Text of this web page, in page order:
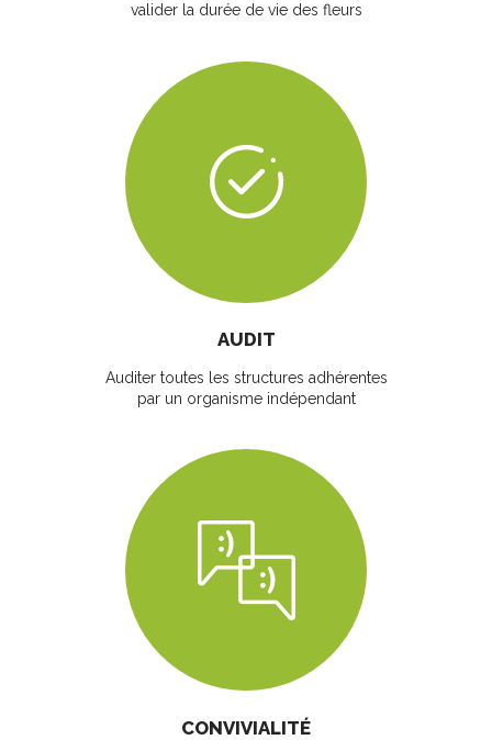
valider la durée de vie des fleurs
AUDIT
Auditer toutes les structures adhérentes
par un organisme indépendant
CONVIVIALITÉ